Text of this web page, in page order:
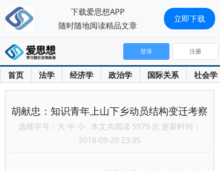
首页 法学 经济学 政治学 国际关系 社会学
登录 注册
胡献忠：知识青年上山下乡动员结构变迁考察
选择字号： 大 中 小 本文共阅读 5979 次 更新时间：
2018-09-20 23:35
下载爱思想APP
随时随地阅读精品文章
立即下载